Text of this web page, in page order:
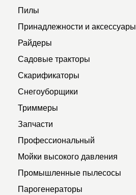
Пилы
Принадлежности и аксессуары
Райдеры
Садовые тракторы
Скарификаторы
Снегоуборщики
Триммеры
Запчасти
Профессиональный
Мойки высокого давления
Промышленные пылесосы
Парогенераторы